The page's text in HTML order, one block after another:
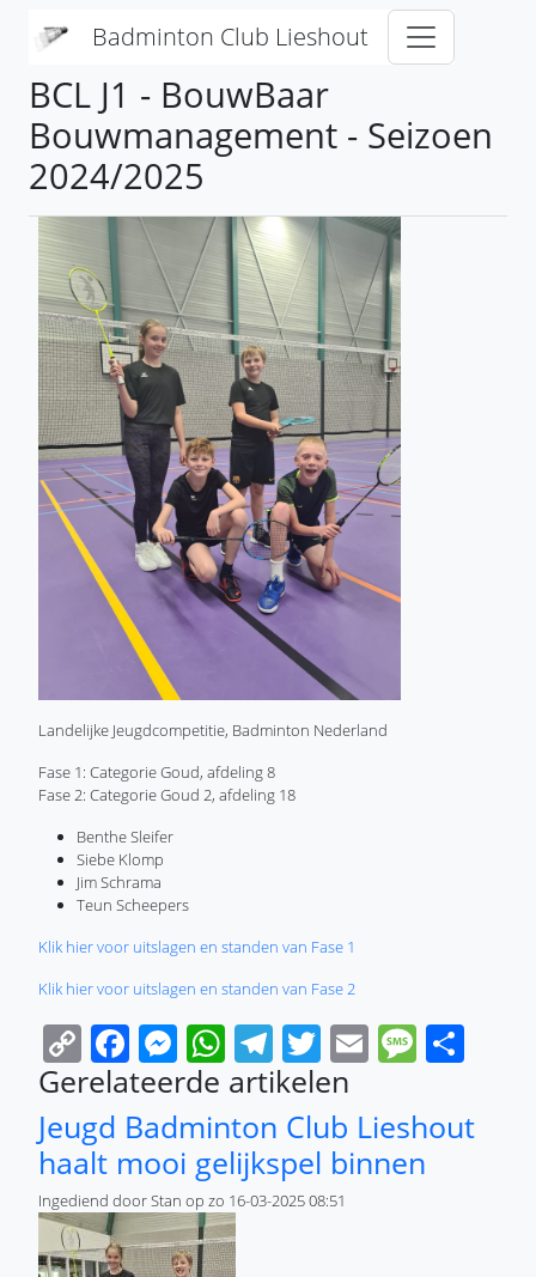
Badminton Club Lieshout
BCL J1 - BouwBaar
Bouwmanagement - Seizoen
2024/2025
Landelijke Jeugdcompetitie, Badminton Nederland
Fase 1: Categorie Goud, afdeling 8
Fase 2: Categorie Goud 2, afdeling 18
Benthe Sleifer
Siebe Klomp
Jim Schrama
Teun Scheepers
Klik hier voor uitslagen en standen van Fase 1
Klik hier voor uitslagen en standen van Fase 2
Copy
Link
Facebook
Messenger
WhatsApp
Telegram
Twitter
Email
Gerelateerde artikelen
Jeugd Badminton Club Lieshout
haalt mooi gelijkspel binnen
Ingediend doorStan op zo 16-03-2025 08:51